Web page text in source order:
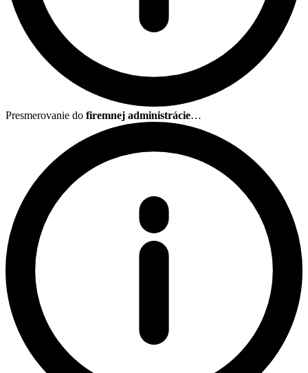
Presmerovanie do firemnej administrácie…